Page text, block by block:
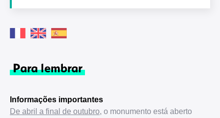
Para lembrar
Informações importantes
De abril a final de outubro, o monumento está aberto